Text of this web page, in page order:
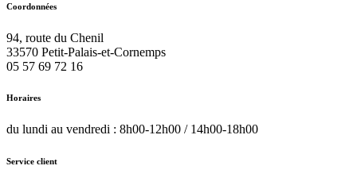
Coordonnées
94, route du Chenil
33570 Petit-Palais-et-Cornemps
05 57 69 72 16
Horaires
du lundi au vendredi : 8h00-12h00 / 14h00-18h00
Service client